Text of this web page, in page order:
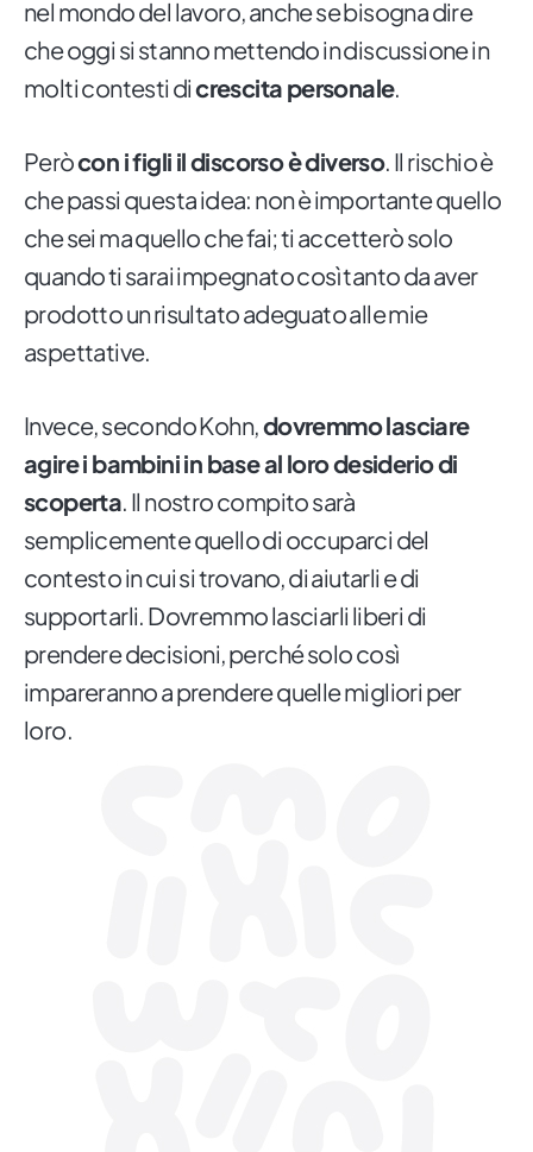
nel mondo del lavoro, anche se bisogna dire
che oggi si stanno mettendo in discussione in
molti contesti dicrescita personale.
Peròcon i figli il discorso è diverso. Il rischio è
che passi questa idea: non è importante quello
che sei ma quello che fai; ti accetterò solo
quando ti sarai impegnato così tanto da aver
prodotto un risultato adeguato alle mie
aspettative.
Invece, secondo Kohn,dovremmo lasciare
agire i bambini in base al loro desiderio di
scoperta. Il nostro compito sarà
semplicemente quello di occuparci del
contesto in cui si trovano, di aiutarli e di
supportarli. Dovremmo lasciarli liberi di
prendere decisioni, perché solo così
impareranno a prendere quelle migliori per
loro.